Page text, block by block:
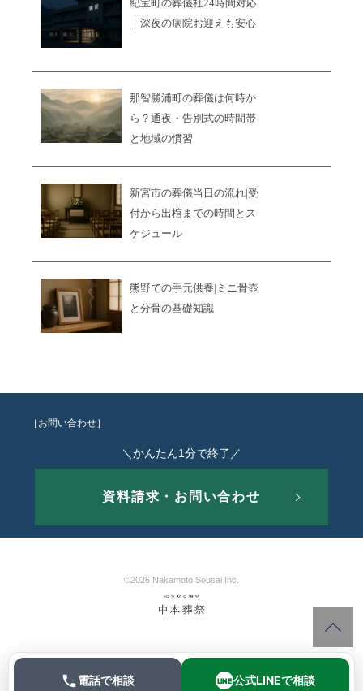
紀宝町の葬儀社24時間対応
｜深夜の病院お迎えも安心
那智勝浦町の葬儀は何時か
ら？通夜・告別式の時間帯
と地域の慣習
新宮市の葬儀当日の流れ|受
付から出棺までの時間とス
ケジュール
熊野での手元供養|ミニ骨壺
と分骨の基礎知識
［お問い合わせ］
＼かんたん1分で終了／
資料請求・お問い合わせ
©2026 Nakamoto Sousai Inc.
電話で相談 LINE公式LINEで相談